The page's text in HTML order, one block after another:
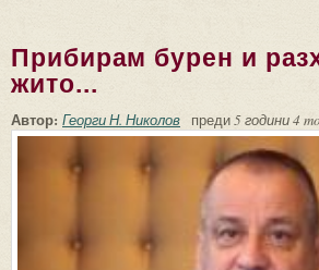
Прибирам бурен и
жито...
Автор: Георги Н. Николов преди5 години 4